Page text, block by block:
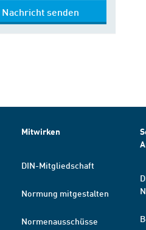
Nachricht senden
Mitwirken
DIN-Mitgliedschaft
Normung mitgestalten
Normenausschüsse